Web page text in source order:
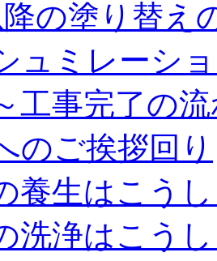
の塗り替え
ュミレーシ
工事完了の
のご挨拶回り
養生はこう
洗浄はこう